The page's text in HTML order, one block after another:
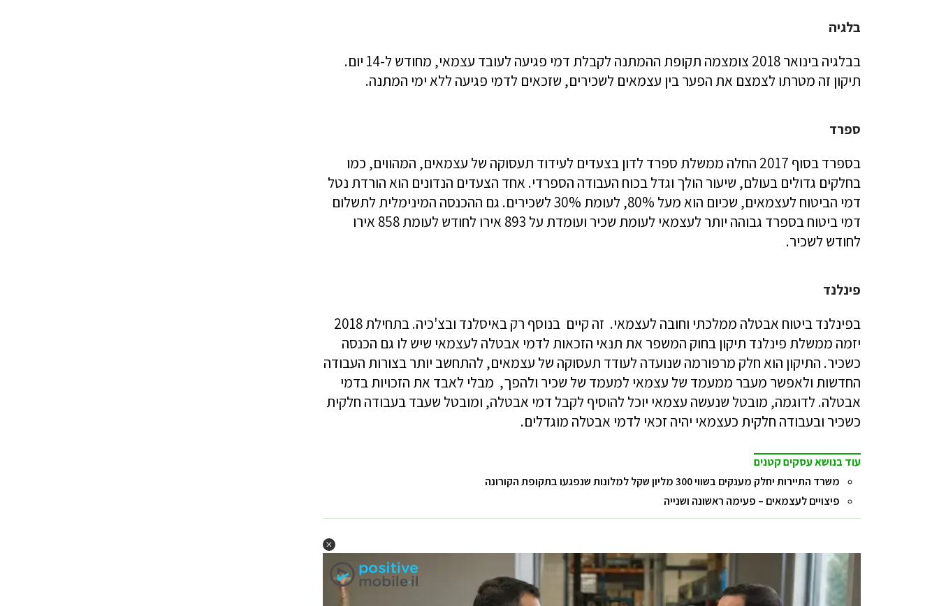
בלגיה
בבלגיה בינואר 2018 צומצמה תקופת ההמתנה לקבלת דמי פגיעה לעובד עצמאי, מחודש ל-14 יום.
תיקון זה מטרתו לצמצם את הפער בין עצמאים לשכירים, שזכאים לדמי פגיעה ללא ימי המתנה.
ספרד
בספרד בסוף 2017 החלה ממשלת ספרד לדון בצעדים לעידוד תעסוקה של עצמאים, המהווים, כמו
בחלקים גדולים בעולם, שיעור הולך וגדל בכוח העבודה הספרדי. אחד הצעדים הנדונים הוא הורדת נטל
דמי הביטוח לעצמאים, שכיום הוא מעל 80%, לעומת 30% לשכירים. גם ההכנסה המינימלית לתשלום
דמי ביטוח בספרד גבוהה יותר לעצמאי לעומת שכיר ועומדת על 893 אירו לחודש לעומת 858 אירו
לחודש לשכיר.
פינלנד
בפינלנד ביטוח אבטלה ממלכתי וחובה לעצמאי. זה קיים בנוסף רק באיסלנד ובצ'כיה. בתחילת 2018
יזמה ממשלת פינלנד תיקון בחוק המשפר את תנאי הזכאות לדמי אבטלה לעצמאי שיש לו גם הכנסה
כשכיר. התיקון הוא חלק מרפורמה שנועדה לעודד תעסוקה של עצמאים, להתחשב יותר בצורות העבודה
החדשות ולאפשר מעבר ממעמד של עצמאי למעמד של שכיר ולהפך, מבלי לאבד את הזכויות בדמי
אבטלה. לדוגמה, מובטל שנעשה עצמאי יוכל להוסיף לקבל דמי אבטלה, ומובטל שעבד בעבודה חלקית
כשכיר ובעבודה חלקית כעצמאי יהיה זכאי לדמי אבטלה מוגדלים.
עוד בנושא עסקים קטנים
משרד התיירות יחלק מענקים בשווי 300 מליון שקל למלונות שנפגעו בתקופת הקורונה
פיצויים לעצמאים – פעימה ראשונה ושנייה